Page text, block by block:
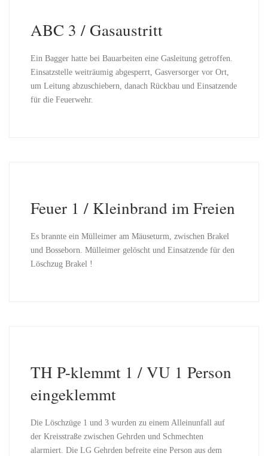
ABC 3 / Gasaustritt
Ein Bagger hatte bei Bauarbeiten eine Gasleitung getroffen.
Einsatzstelle weiträumig abgesperrt, Gasversorger vor Ort,
um Leitung abzuschiebern, danach Rückbau und Einsatzende
für die Feuerwehr.
Feuer 1 / Kleinbrand im Freien
Es brannte ein Mülleimer am Mäuseturm, zwischen Brakel
und Bosseborn. Mülleimer gelöscht und Einsatzende für den
Löschzug Brakel !
TH P-klemmt 1 / VU 1 Person
eingeklemmt
Die Löschzüge 1 und 3 wurden zu einem Alleinunfall auf
der Kreisstraße zwischen Gehrden und Schmechten
alarmiert. Die LG Gehrden befreite eine Person aus dem